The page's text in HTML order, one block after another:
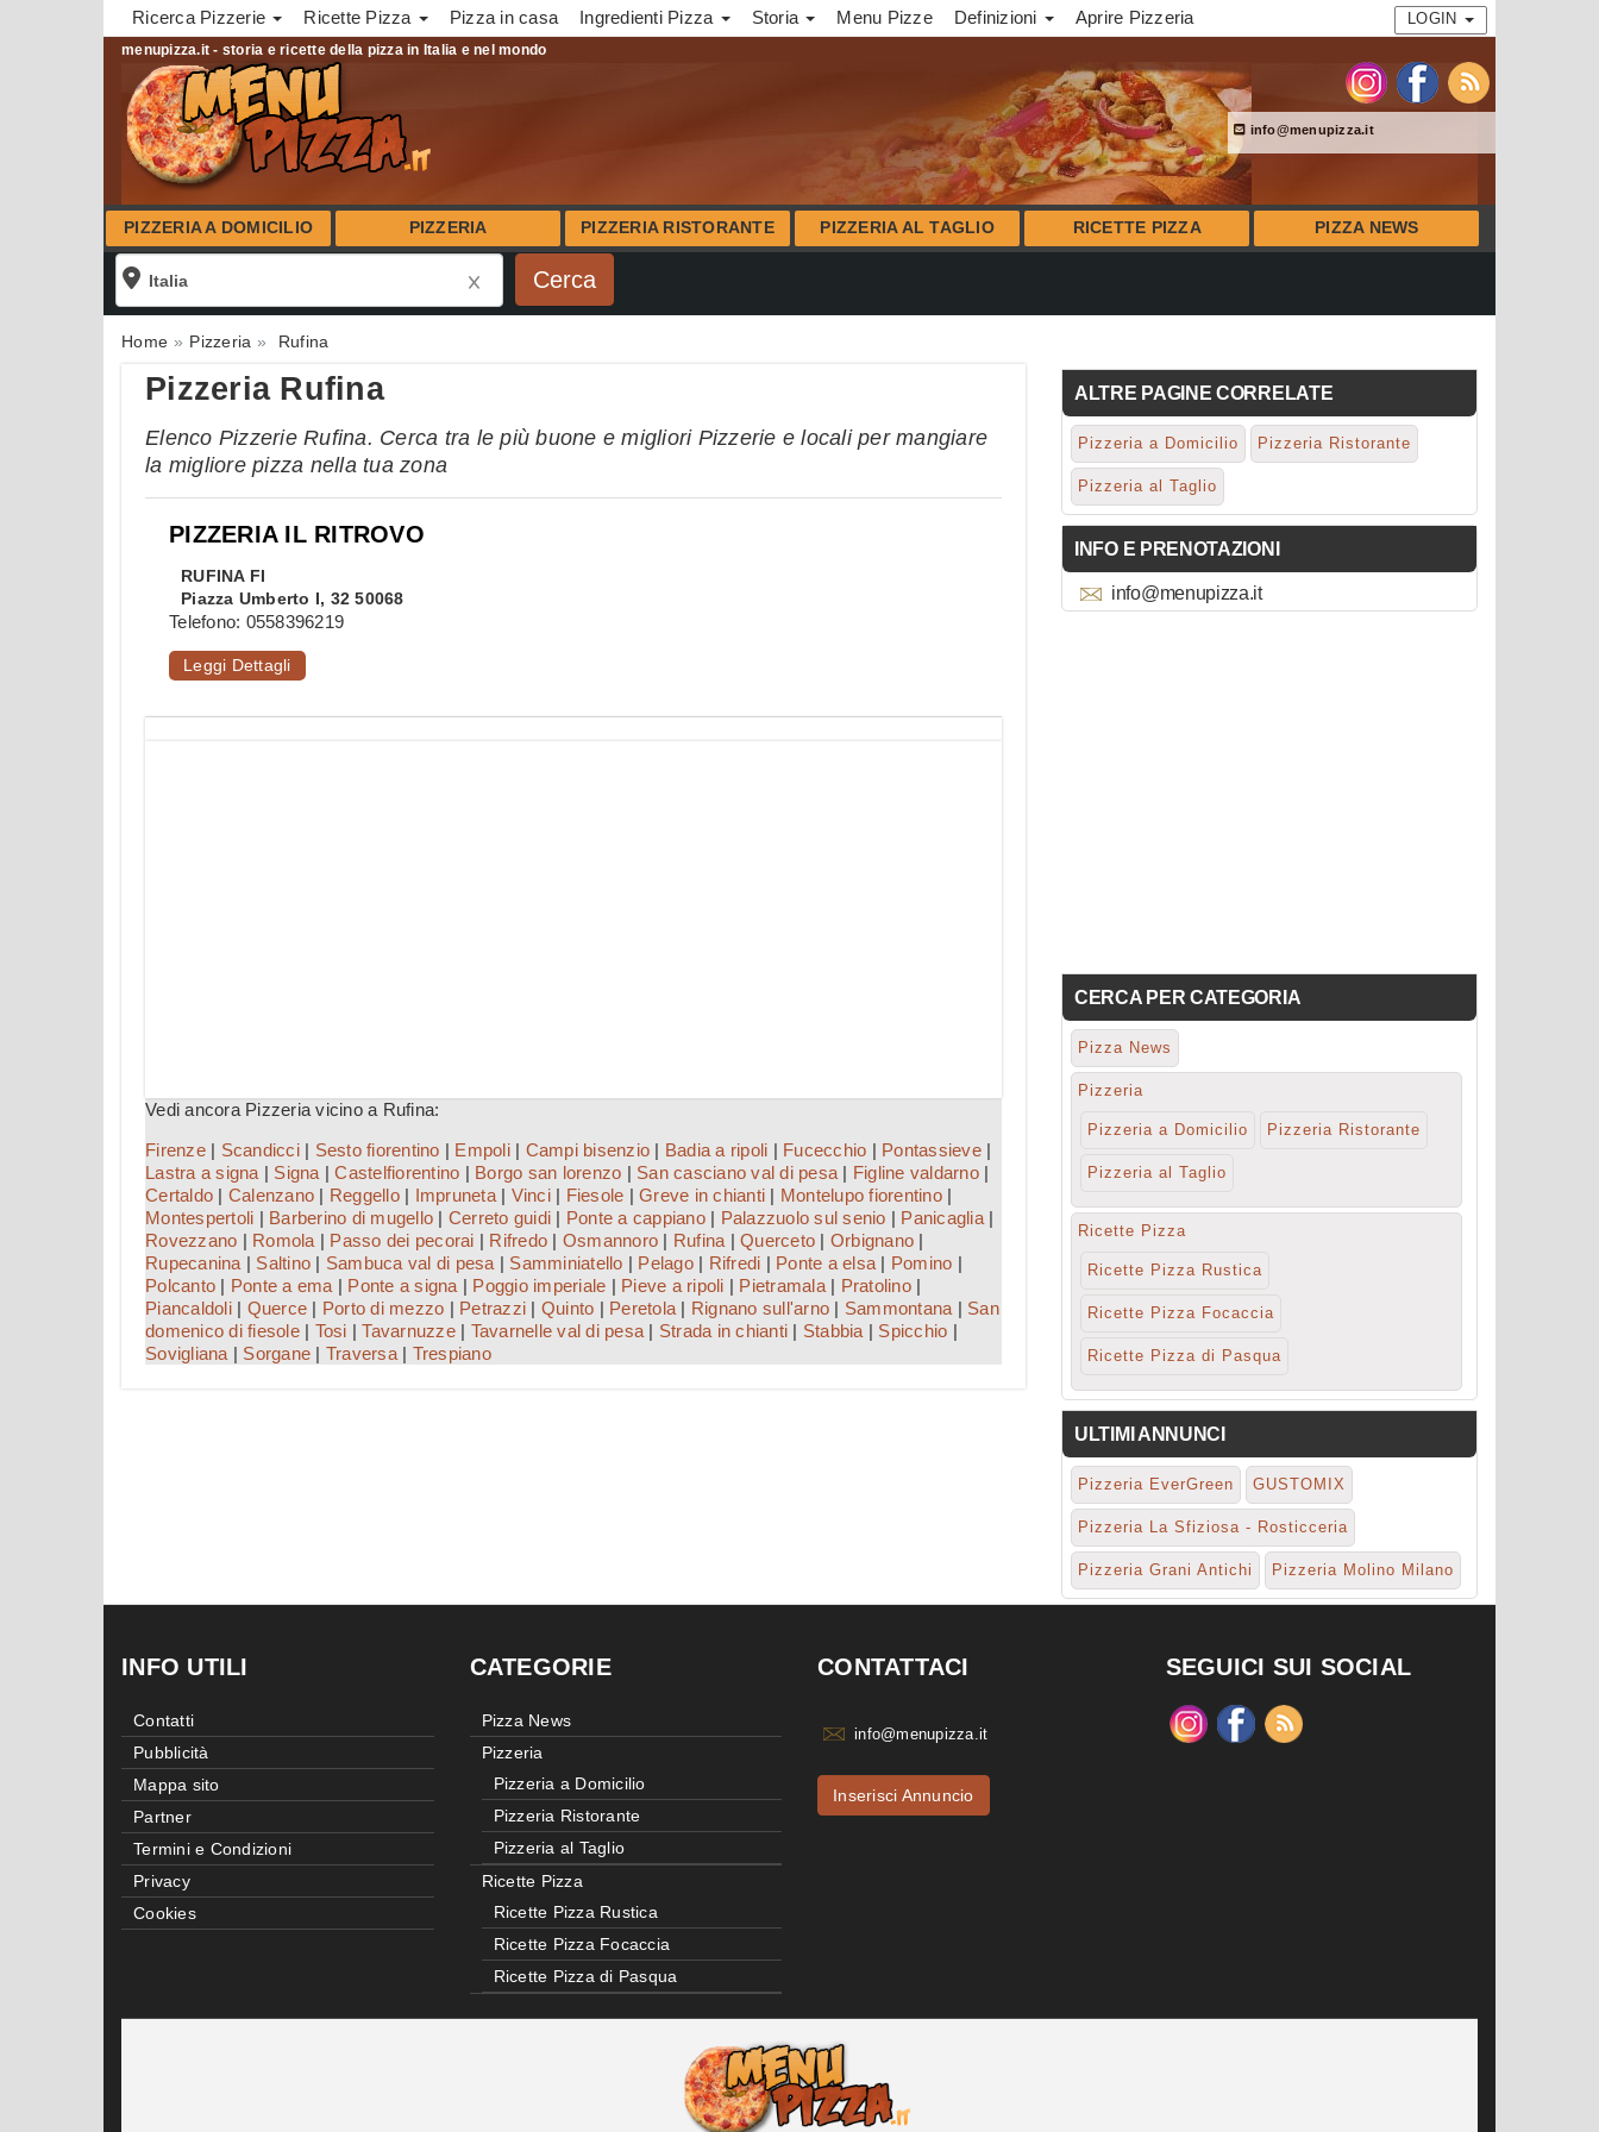
Ricerca Pizzerie Ricette Pizza Pizza in casa Ingredienti Pizza Storia Menu Pizze Definizioni Aprire Pizzeria LOGIN
menupizza.it - storia e ricette della pizza in Italia e nel mondo
info@menupizza.it
PIZZERIA A DOMICILIO PIZZERIA PIZZERIA RISTORANTE PIZZERIA AL TAGLIO RICETTE PIZZA PIZZA NEWS
Home Pizzeria Rufina
Pizzeria Rufina
Elenco Pizzerie Rufina. Cerca tra le più buone e migliori Pizzerie e locali per mangiare
la migliore pizza nella tua zona
PIZZERIA IL RITROVO
RUFINA FI
Piazza Umberto I, 32 50068
Telefono: 0558396219
Leggi Dettagli
Vedi ancora Pizzeria vicino a Rufina:
Firenze| Scandicci| Sesto fiorentino | Empoli| Campi bisenzio | Badia a ripoli | Fucecchio | Pontassieve|
Lastra a signa | Signa |Castelfiorentino | Borgo san lorenzo | San casciano val di pesa | Figline valdarno|
Certaldo | Calenzano | Reggello| Impruneta| Vinci| Fiesole | Greve in chianti | Montelupo fiorentino|
Montespertoli | Barberino di mugello | Cerreto guidi | Ponte a cappiano| Palazzuolo sul senio | Panicaglia|
Rovezzano | Romola | Passo dei pecorai | Rifredo | Osmannoro | Rufina | Querceto | Orbignano |
Rupecanina | Saltino | Sambuca val di pesa | Samminiatello | Pelago| Rifredi | Ponte a elsa | Pomino |
Polcanto | Ponte a ema | Ponte a signa | Poggio imperiale | Pieve a ripoli | Pietramala| Pratolino|
Piancaldoli| Querce | Porto di mezzo | Petrazzi | Quinto | Peretola | Rignano sull'arno | Sammontana | San
domenico di fiesole| Tosi |Tavarnuzze| Tavarnelle val di pesa | Strada in chianti | Stabbia | Spicchio |
Sovigliana | Sorgane | Traversa| Trespiano
ALTRE PAGINE CORRELATE
Pizzeria a Domicilio Pizzeria Ristorante
Pizzeria al Taglio
INFO E PRENOTAZIONI
info@menupizza.it
CERCA PER CATEGORIA
Pizza News
Pizzeria
Pizzeria a Domicilio Pizzeria Ristorante
Pizzeria al Taglio
Ricette Pizza
Ricette Pizza Rustica
Ricette Pizza Focaccia
Ricette Pizza di Pasqua
ULTIMI ANNUNCI
Pizzeria EverGreen GUSTOMIX
Pizzeria La Sfiziosa - Rosticceria
Pizzeria Grani Antichi Pizzeria Molino Milano
INFO UTILI
Contatti
Pubblicità
Mappa sito
Partner
Termini e Condizioni
Privacy
Cookies
CATEGORIE
Pizza News
Pizzeria
Pizzeria a Domicilio
Pizzeria Ristorante
Pizzeria al Taglio
Ricette Pizza
Ricette Pizza Rustica
Ricette Pizza Focaccia
Ricette Pizza di Pasqua
CONTATTACI
info@menupizza.it
Inserisci Annuncio
SEGUICI SUI SOCIAL